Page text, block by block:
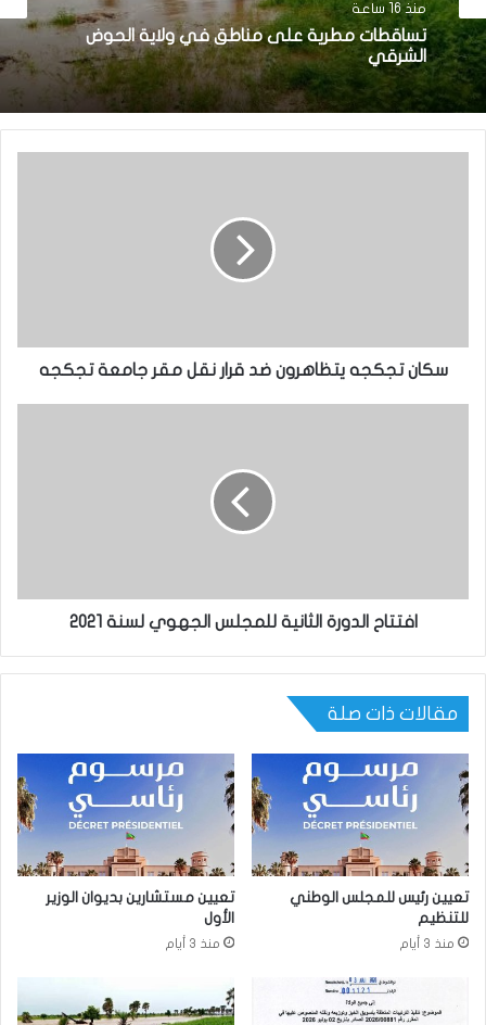
منذ 16 ساعة
تساقطات مطرية على مناطق في ولاية الحوض
الشرقي
الأخبار
منذ 18 ساعة
سكان تجكجه يتظاهرون ضد قرار نقل مقر جامعة تجكجه
افتتاح الدورة الثانية للمجلس الجهوي لسنة 2021
مقالات ذات صلة
تعيين رئيس للمجلس الوطني
للتنظيم
منذ 3 أيام
تعيين مستشارين بديوان الوزير
الأول
منذ 3 أيام